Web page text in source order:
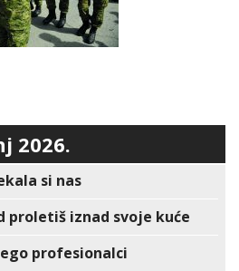
2026.
si nas
proletiš iznad svoje kuće
profesionalci